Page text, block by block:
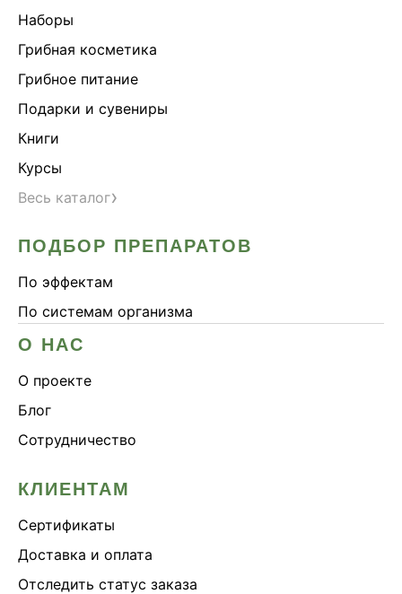
Наборы
Грибная косметика
Грибное питание
Подарки и сувениры
Книги
Курсы
Весь каталог›
ПОДБОР ПРЕПАРАТОВ
По эффектам
По системам организма
О НАС
О проекте
Блог
Сотрудничество
КЛИЕНТАМ
Сертификаты
Доставка и оплата
Отследить статус заказа